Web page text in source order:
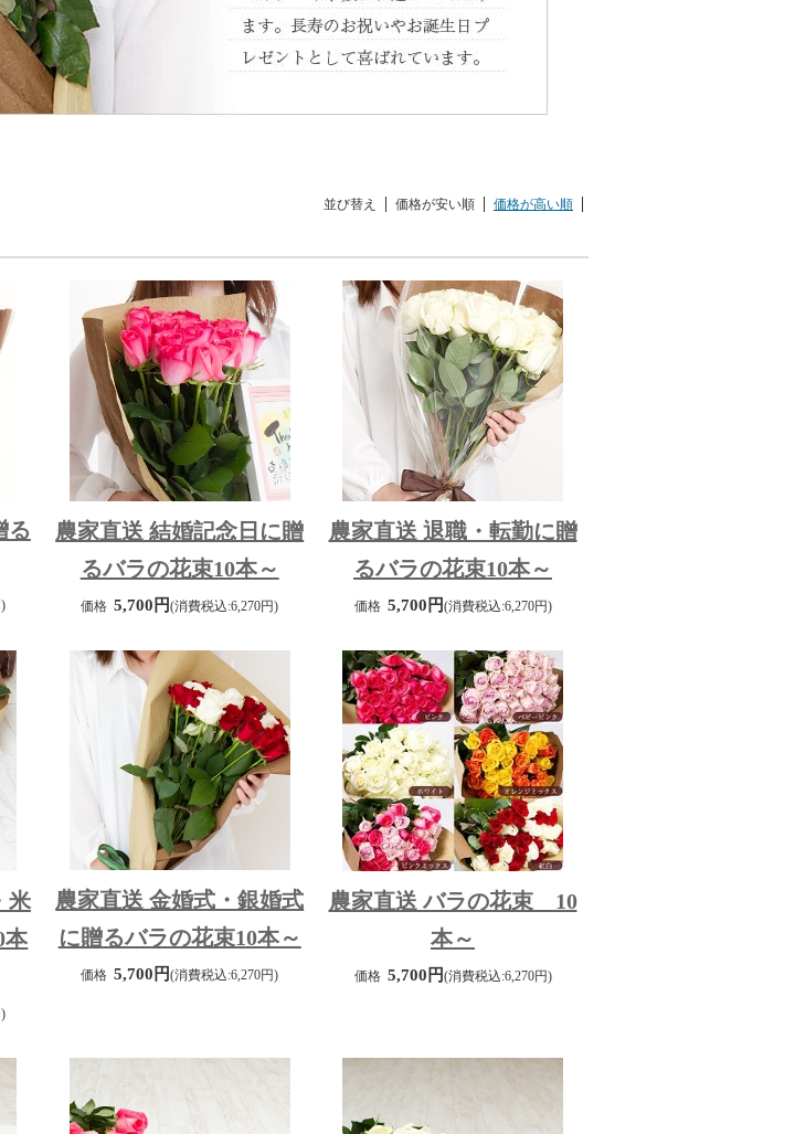
並び替え 価格が安い順 価格が高い順
る
農家直送 結婚記念日に贈
るバラの花束10本～
価格 5,700円(消費税込:6,270円)
農家直送 退職・転勤に贈
るバラの花束10本～
価格 5,700円(消費税込:6,270円)
米
本
農家直送 金婚式・銀婚式
に贈るバラの花束10本～
価格 5,700円(消費税込:6,270円)
農家直送 バラの花束 10
本～
価格 5,700円(消費税込:6,270円)